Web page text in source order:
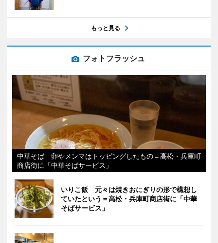
もっと見る
フォトフラッシュ
中華そば 卵やメンマはトッピングしたもの＝高松・兵庫町
商店街に「中華そばサービス」
いりこ飯 元々は焼きおにぎりの形で構想し
ていたという＝高松・兵庫町商店街に「中華
そばサービス」